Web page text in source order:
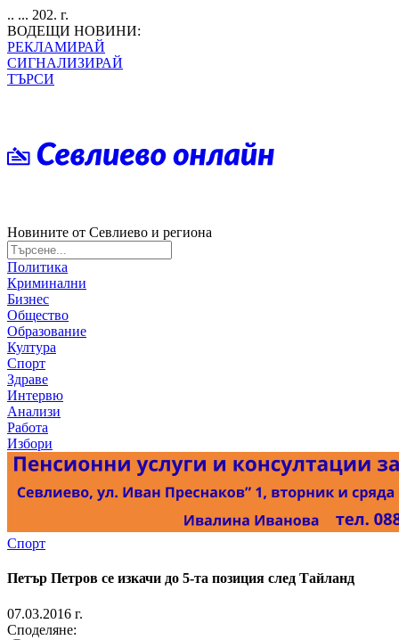
.. ... 202. г.
ВОДЕЩИ НОВИНИ:
РЕКЛАМИРАЙ
СИГНАЛИЗИРАЙ
ТЪРСИ
Новините от Севлиево и региона
Политика
Криминални
Бизнес
Общество
Образование
Култура
Спорт
Здраве
Интервю
Анализи
Работа
Избори
Спорт
Петър Петров се изкачи до 5-та позиция след Тайланд
07.03.2016 г.
Споделяне: